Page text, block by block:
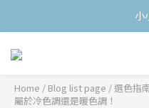
小
Home / Blog list page /選色指
屬於冷色調還是暖色調！